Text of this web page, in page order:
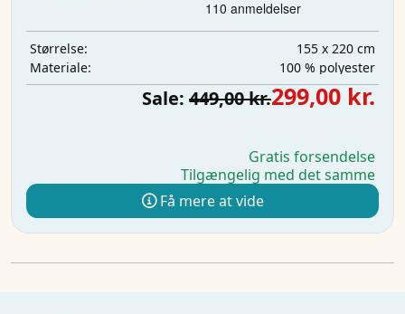
Størrelse:
155 x 220 cm
Materiale:
100 % polyester
Sale: 449,00 kr.299,00 kr.
Gratis forsendelse
Tilgængelig med det samme
Få mere at vide